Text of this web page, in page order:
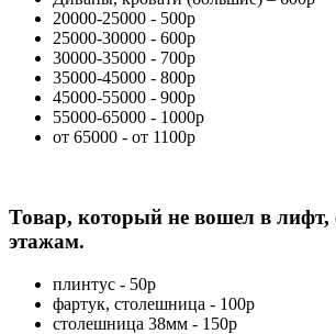
20000-25000 - 500р
25000-30000 - 600р
30000-35000 - 700р
35000-45000 - 800р
45000-55000 - 900р
55000-65000 - 1000р
от 65000 - от 1100р
Товар, который не вошел в лифт,
этажам.
плинтус - 50р
фартук, столешница - 100р
столешница 38мм - 150р